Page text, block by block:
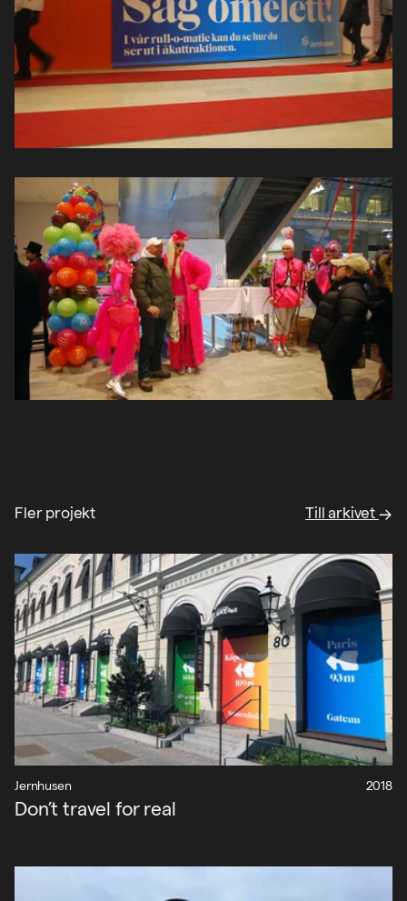
Projekt
Nyheter
Om oss
Kontakt
Sök
English
Fler projekt Till arkivet
Jernhusen 2018
Don’t travel for real